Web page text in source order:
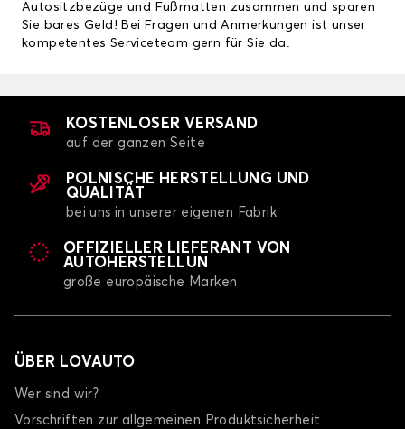
Autositzbezüge und Fußmatten zusammen und sparen
Sie bares Geld! Bei Fragen und Anmerkungen ist unser
kompetentes Serviceteam gern für Sie da.
KOSTENLOSER VERSAND
auf der ganzen Seite
POLNISCHE HERSTELLUNG UND
QUALITÄT
bei uns in unserer eigenen Fabrik
OFFIZIELLER LIEFERANT VON
AUTOHERSTELLUN
große europäische Marken
ÜBER LOVAUTO
Wer sind wir?
Vorschriften zur allgemeinen Produktsicherheit